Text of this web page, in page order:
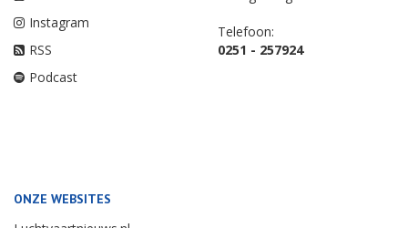
Instagram
RSS
Podcast
Telefoon:
0251 - 257924
ONZE WEBSITES